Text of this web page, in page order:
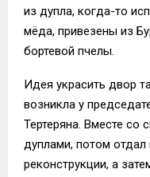
из дупла, когда-то
мёда, привезены из
бортевой пчелы.
Идея украсить двор
возникла у
Тертеряна. Вместе
дуплами, потом
реконструкции, а